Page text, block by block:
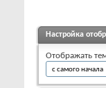
Настройка
Отображать